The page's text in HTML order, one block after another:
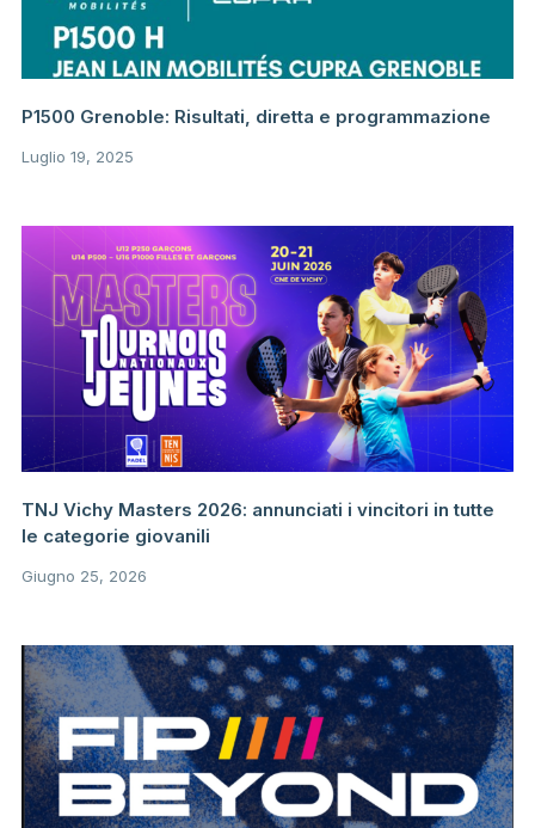
P1500 Grenoble: Risultati, diretta e programmazione
Luglio 19, 2025
TNJ Vichy Masters 2026: annunciati i vincitori in tutte
le categorie giovanili
Giugno 25, 2026